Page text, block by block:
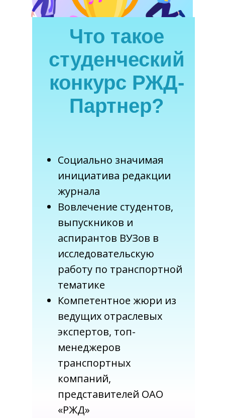
Социально значимая
инициатива редакции
журнала
Вовлечение студентов,
выпускников и
аспирантов ВУЗов в
исследовательскую
работу по транспортной
тематике
Компетентное жюри из
ведущих отраслевых
экспертов, топ-
менеджеров
транспортных
компаний,
представителей ОАО
«РЖД»
Что такое
студенческий
конкурс РЖД-
Партнер?